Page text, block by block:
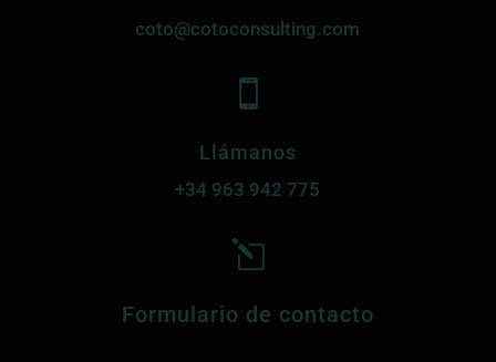
coto@cotoconsulting.com

Llámanos
+34 963 942 775
l
Formulario de contacto